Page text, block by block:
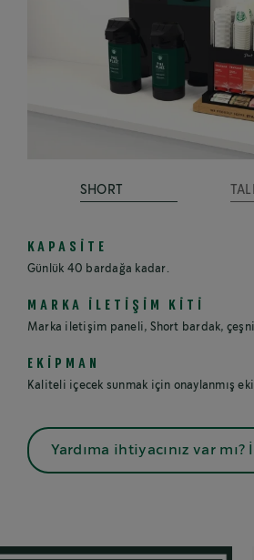
SHORT TALL
KAPASİTE
Günlük 40 bardağa kadar.
MARKA İLETİŞİM KİTİ
Marka iletişim paneli, Short bardak, çeşni
EKİPMAN
Kaliteli içecek sunmak için onaylanmış
Yardıma ihtiyacınız var